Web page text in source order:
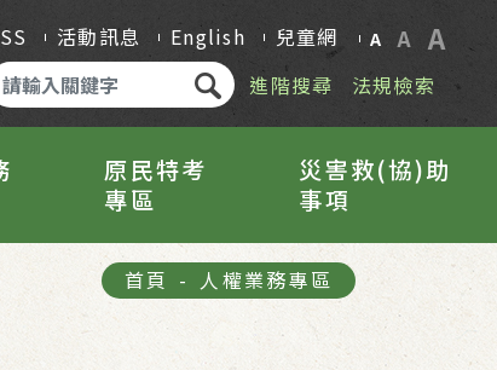
活動訊息 English 兒童網 A A A
進階搜尋 法規檢索
原民特考
專區
災害救(協)助
事項
首頁 - 人權業務專區